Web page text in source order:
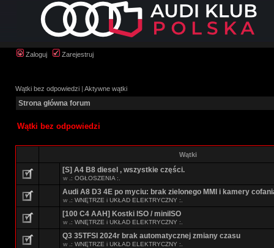
Zaloguj Zarejestruj
Wątki bez odpowiedzi | Aktywne wątki
Strona główna forum
Wątki bez odpowiedzi
Wątki
[S] A4 B8 diesel , wszystkie części.
w .: OGŁOSZENIA :.
Audi A8 D3 4E po myciu: brak zielonego MMI i kamery
w .: WNĘTRZE i UKŁAD ELEKTRYCZNY :.
[100 C4 AAH] Kostki ISO / miniISO
w .: WNĘTRZE i UKŁAD ELEKTRYCZNY :.
Q3 35TFSI 2024r brak automatycznej zmiany czasu
w .: WNĘTRZE i UKŁAD ELEKTRYCZNY :.